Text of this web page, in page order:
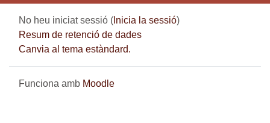
No heu iniciat sessió ( Inicia la sessió)
Resum de retenció de dades
Canvia al tema estàndard.
Funciona amb Moodle